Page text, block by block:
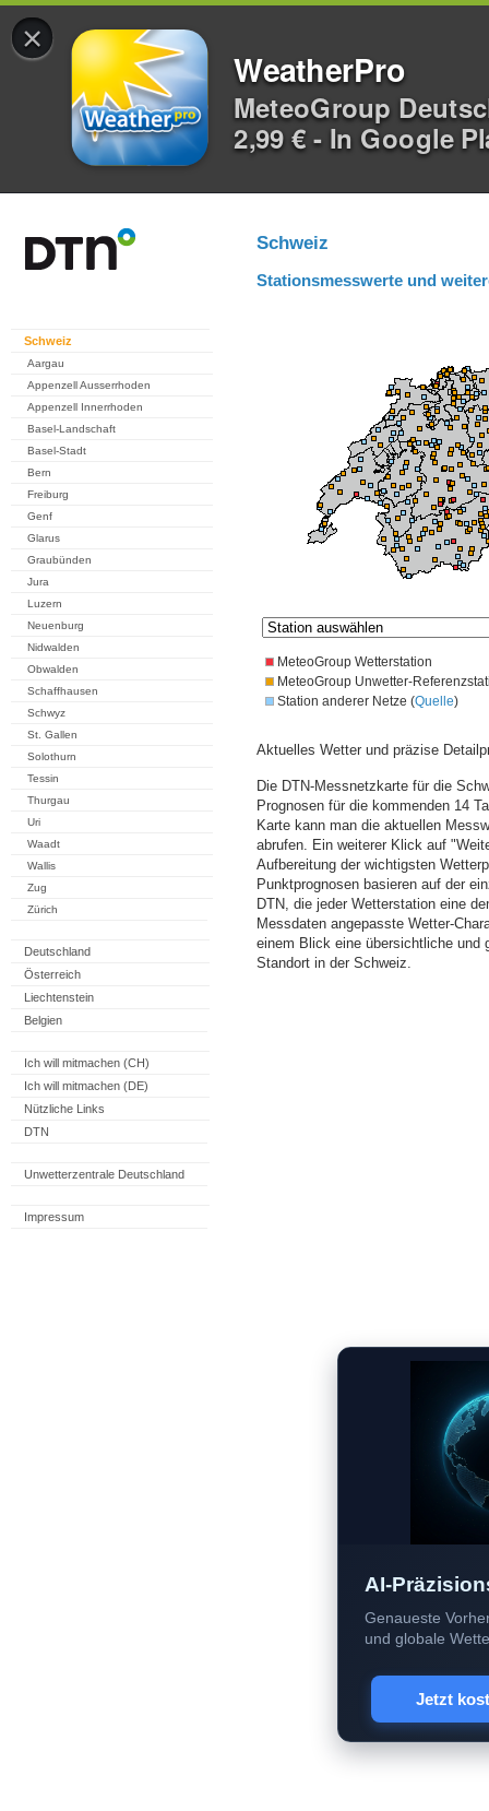
×
WeatherPro
MeteoGroup
2,99 € - In Google
Schweiz
Aargau
Appenzell Ausserrhoden
Appenzell Innerrhoden
Basel-Landschaft
Basel-Stadt
Bern
Freiburg
Genf
Glarus
Graubünden
Jura
Luzern
Neuenburg
Nidwalden
Obwalden
Schaffhausen
Schwyz
St. Gallen
Solothurn
Tessin
Thurgau
Uri
Waadt
Wallis
Zug
Zürich
Deutschland
Österreich
Liechtenstein
Belgien
Ich will mitmachen (CH)
Ich will mitmachen (DE)
Nützliche Links
DTN
Unwetterzentrale Deutschland
Impressum
Schweiz
Stationsmesswerte und
MeteoGroup Wetterstation
MeteoGroup Unwetter-
Station anderer Netze (Quelle)
Aktuelles Wetter und präzise
Die DTN-Messnetzkarte für die
Prognosen für die kommenden 14
Karte kann man die aktuellen
abrufen. Ein weiterer Klick auf
Aufbereitung der wichtigsten
Punktprognosen basieren auf der
DTN, die jeder Wetterstation eine
Messdaten angepasste Wetter-
einem Blick eine übersichtliche und
Standort in der Schweiz.
AI-
Genaueste
und globale
Jetzt